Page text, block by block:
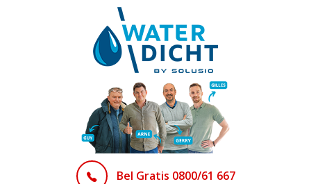
Bel Gratis 0800/61 667